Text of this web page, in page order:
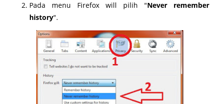
Pada menu Firefox will pilih "Never remember
history".